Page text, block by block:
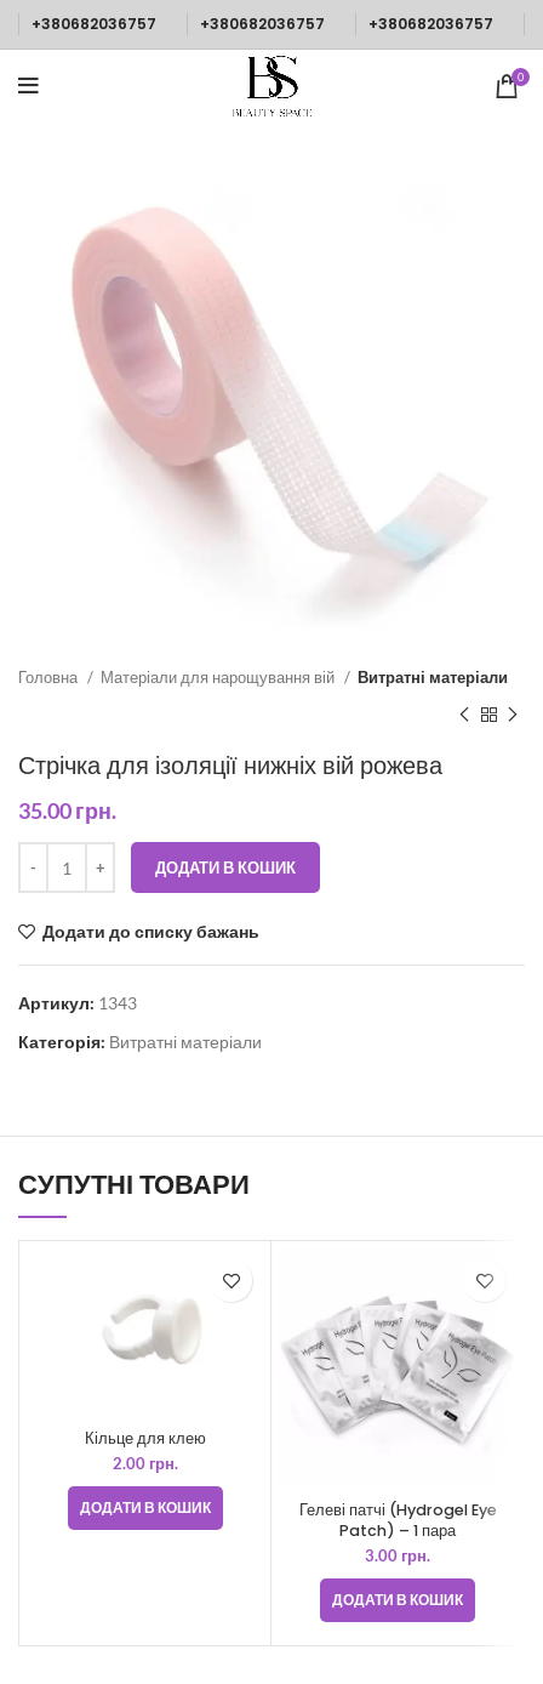
+380682036757 +380682036757 +380682036757
0
Головна Матеріали для нарощування вій Витратні матеріали
Стрічка для ізоляції нижніх вій рожева
35.00грн.
ДОДАТИ В КОШИК
Додати до списку бажань
Артикул: 1343
Категорія: Витратні матеріали
СУПУТНІ ТОВАРИ
Кільце для клею
2.00 грн.
ДОДАТИ В КОШИК
Гелеві патчі (Hydrogel Eye
Patch) – 1 пара
3.00 грн.
ДОДАТИ В КОШИК